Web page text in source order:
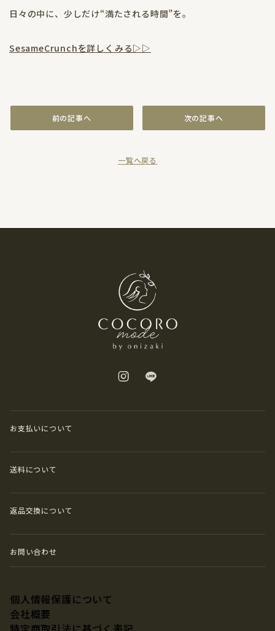
日々の中に、少しだけ“満たされる時間”を。
SesameCrunchを詳しくみる▷▷
前の記事へ
一覧へ戻る
次の記事へ
お支払いについて
送料について
返品交換について
お問い合わせ
個人情報保護について
会社概要